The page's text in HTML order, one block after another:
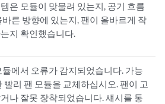
은 모듈이 맞물려 있는지, 공기 흐름
바른 방향에 있는지, 팬이 올바르게 작
지 확인했습니다.
듈에서 오류가 감지되었습니다. 가능
빨리 팬 모듈을 교체하십시오. 팬이 고
나 잘못 장착되었습니다. 섀시를 통